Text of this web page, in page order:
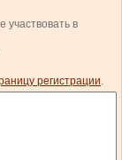
участвовать в
регистрации.